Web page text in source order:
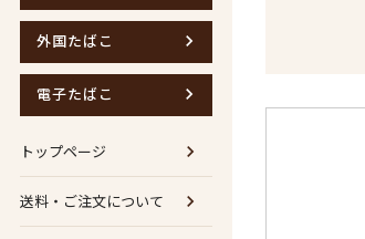
外国たばこ
電子たばこ
トップページ
送料・ご注文について